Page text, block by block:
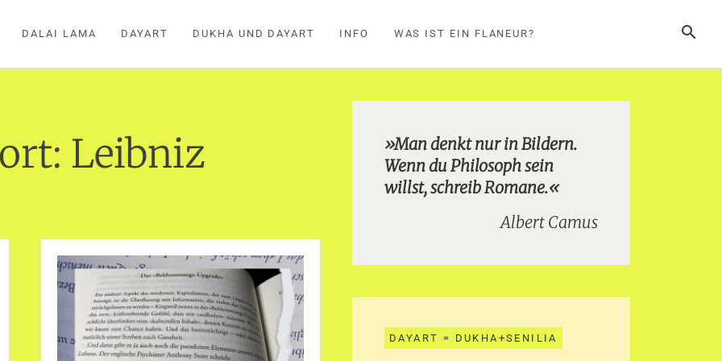
SUCHE
DALAI LAMA DAYART DUKHA UND DAYART INFO WAS IST EIN FLANEUR?
Leibniz
»Man denkt nur in Bildern.
Wenn du Philosoph sein
willst, schreib Romane.«
Albert Camus
DAYART = DUKHA+SENILIA